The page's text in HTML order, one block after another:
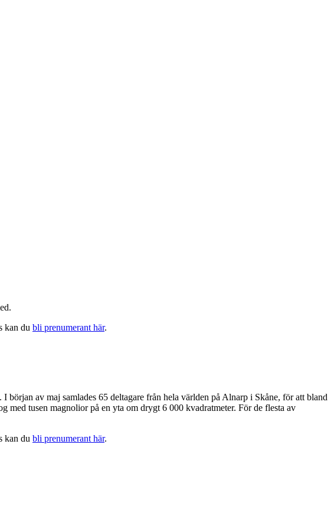
kan du bli prenumerant här.
av maj samlades 65 deltagare från hela världen på Alnarp i Skåne, för att bland
med tusen magnolior på en yta om drygt 6 000 kvadratmeter. För de flesta av
kan du bli prenumerant här.